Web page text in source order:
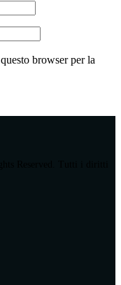
browser per la